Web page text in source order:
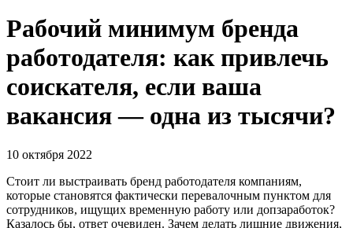
Рабочий минимум бренда
работодателя: как привлечь
соискателя, если ваша
вакансия — одна из тысячи?
10 октября 2022
Стоит ли выстраивать бренд работодателя компаниям,
которые становятся фактически перевалочным пунктом для
сотрудников, ищущих временную работу или допзаработок?
Казалось бы, ответ очевиден. Зачем делать лишние движения,